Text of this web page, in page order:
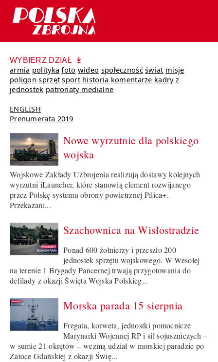
WYBIERZ DZIAŁ
armia polityka foto wideo społeczność świat misje
poligon sprzęt sport historia komentarze kadry z
jednostek patronaty medialne
ENGLISH
Prenumerata 2019
Nowe wyrzutnie dla polskiego
wojska
Wojskowe Zakłady Uzbrojenia realizują dostawy kolejnych
wyrzutni iLauncher, które stanowią element rozwijanego
przez Polskę systemu obrony powietrznej Pilica+.
Przekazani...
Szachownica na Wisłostradzie
Ponad 600 żołnierzy i przeszło 200
jednostek sprzętu wojskowego. W Wesołej
na terenie 1 Brygady Pancernej trwają przygotowania do
defilady z okazji Święta Wojska Polskieg...
Morska parada 15 sierpnia
Fregata, korweta, jednostki pomocnicze
Marynarki Wojennej RP i sił sojuszniczych –
w sumie 21 okrętów – wezmą udział w morskiej paradzie po
Zatoce Gdańskiej z okazji Świę...